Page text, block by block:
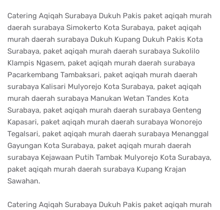
Catering Aqiqah Surabaya Dukuh Pakis paket aqiqah murah
daerah surabaya Simokerto Kota Surabaya, paket aqiqah
murah daerah surabaya Dukuh Kupang Dukuh Pakis Kota
Surabaya, paket aqiqah murah daerah surabaya Sukolilo
Klampis Ngasem, paket aqiqah murah daerah surabaya
Pacarkembang Tambaksari, paket aqiqah murah daerah
surabaya Kalisari Mulyorejo Kota Surabaya, paket aqiqah
murah daerah surabaya Manukan Wetan Tandes Kota
Surabaya, paket aqiqah murah daerah surabaya Genteng
Kapasari, paket aqiqah murah daerah surabaya Wonorejo
Tegalsari, paket aqiqah murah daerah surabaya Menanggal
Gayungan Kota Surabaya, paket aqiqah murah daerah
surabaya Kejawaan Putih Tambak Mulyorejo Kota Surabaya,
paket aqiqah murah daerah surabaya Kupang Krajan
Sawahan.
Catering Aqiqah Surabaya Dukuh Pakis paket aqiqah murah